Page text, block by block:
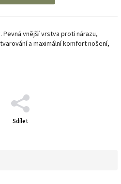
Pevná vnější vrstva proti nárazu,
a maximální komfort nošení,
Sdílet